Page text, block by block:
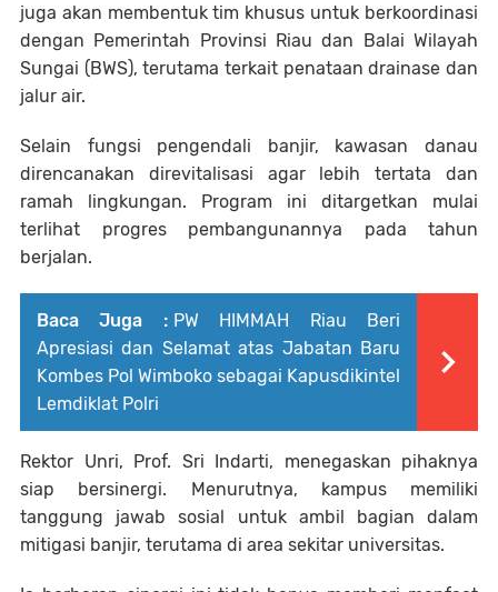
juga akan membentuk tim khusus untuk berkoordinasi
dengan Pemerintah Provinsi Riau dan Balai Wilayah
Sungai (BWS), terutama terkait penataan drainase dan
jalur air.
Selain fungsi pengendali banjir, kawasan danau
direncanakan direvitalisasi agar lebih tertata dan
ramah lingkungan. Program ini ditargetkan mulai
terlihat progres pembangunannya pada tahun
berjalan.
Baca Juga : PW HIMMAH Riau Beri
Apresiasi dan Selamat atas Jabatan Baru
Kombes Pol Wimboko sebagai Kapusdikintel
Lemdiklat Polri
Rektor Unri, Prof. Sri Indarti, menegaskan pihaknya
siap bersinergi. Menurutnya, kampus memiliki
tanggung jawab sosial untuk ambil bagian dalam
mitigasi banjir, terutama di area sekitar universitas.